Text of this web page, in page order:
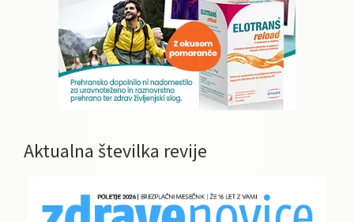
Aktualna številka revije